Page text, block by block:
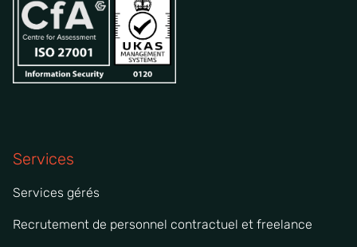
Services
Services gérés
Recrutement de personnel contractuel et freelance